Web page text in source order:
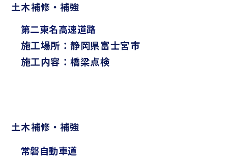
土木補修・補強
第二東名高速道路
施工場所：静岡県富士宮市
施工内容：橋梁点検
土木補修・補強
常磐自動車道